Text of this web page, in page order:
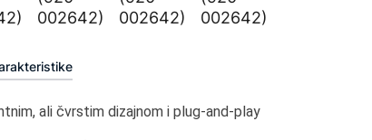
ali čvrstim dizajnom i plug-and-play